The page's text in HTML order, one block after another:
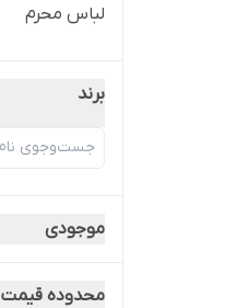
لباس محرم
برند
موجودی
محدوده قیمت